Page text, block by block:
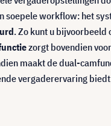
soepele workflow: het
. Zo kunt u bijvoorbeeld
zorgt bovendien
maakt de dual-
vergaderervaring